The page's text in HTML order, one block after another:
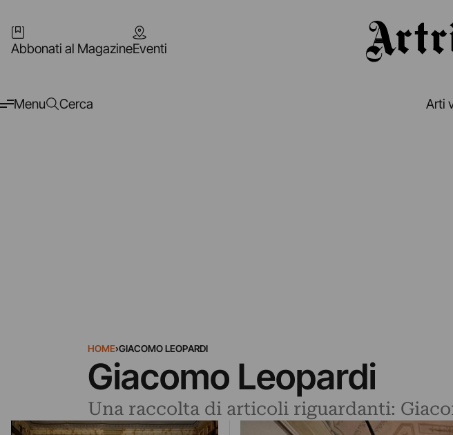
Abbonati al MagazineEventi
Menu Cerca Arti
HOME›GIACOMO LEOPARDI
Giacomo Leopardi
Una raccolta di articoli riguardanti: